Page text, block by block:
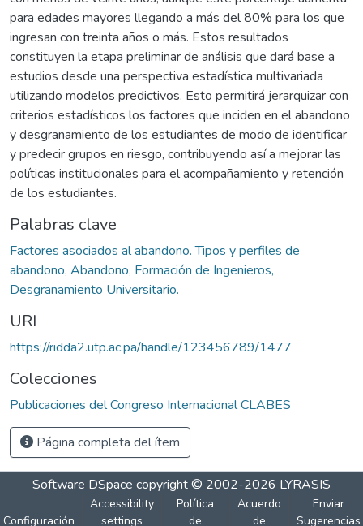
para edades mayores llegando a más del 80% para los que
ingresan con treinta años o más. Estos resultados
constituyen la etapa preliminar de análisis que dará base a
estudios desde una perspectiva estadística multivariada
utilizando modelos predictivos. Esto permitirá jerarquizar con
criterios estadísticos los factores que inciden en el abandono
y desgranamiento de los estudiantes de modo de identificar
y predecir grupos en riesgo, contribuyendo así a mejorar las
políticas institucionales para el acompañamiento y retención
de los estudiantes.
Palabras clave
Factores asociados al abandono. Tipos y perfiles de
abandono, Abandono, Formación de Ingenieros,
Desgranamiento Universitario.
URI
https://ridda2.utp.ac.pa/handle/123456789/1477
Colecciones
Publicaciones del Congreso Internacional CLABES
Página completa del ítem
Software DSpace copyright © 2002-2026 LYRASIS
Configuración
Accessibility
settings
Política
de
Acuerdo
de
Enviar
Sugerencias